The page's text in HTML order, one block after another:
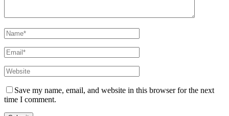
Save my name, email, and website in this browser for the next
time I comment.